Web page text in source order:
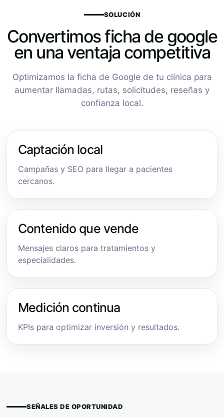
SOLUCIÓN
Convertimos ficha de google
en una ventaja competitiva
Optimizamos la ficha de Google de tu clínica para
aumentar llamadas, rutas, solicitudes, reseñas y
confianza local.
Captación local
Campañas y SEO para llegar a pacientes
cercanos.
Contenido que vende
Mensajes claros para tratamientos y
especialidades.
Medición continua
KPIs para optimizar inversión y resultados.
SEÑALES DE OPORTUNIDAD